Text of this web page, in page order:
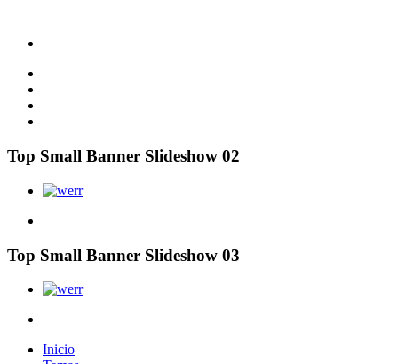
Top Small Banner Slideshow 02
Top Small Banner Slideshow 03
Inicio